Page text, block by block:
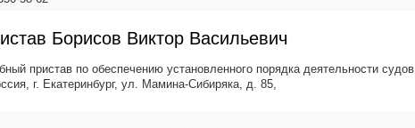
Борисов Виктор Васильевич
пристав по обеспечению установленного порядка деятельности судов
г. Екатеринбург, ул. Мамина-Сибиряка, д. 85,